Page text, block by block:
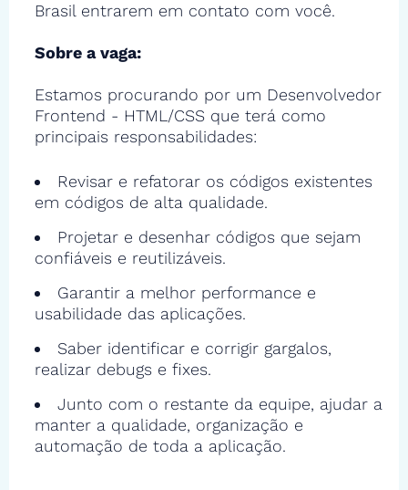
Brasil entrarem em contato com você.
Sobre a vaga:
Estamos procurando por um Desenvolvedor
Frontend - HTML/CSS que terá como
principais responsabilidades:
Revisar e refatorar os códigos existentes
em códigos de alta qualidade.
Projetar e desenhar códigos que sejam
confiáveis e reutilizáveis.
Garantir a melhor performance e
usabilidade das aplicações.
Saber identificar e corrigir gargalos,
realizar debugs e fixes.
Junto com o restante da equipe, ajudar a
manter a qualidade, organização e
automação de toda a aplicação.